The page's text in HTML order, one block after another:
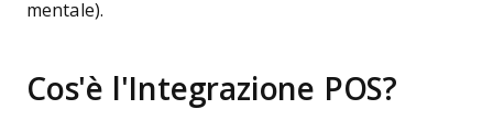
mentale).
Cos'è l'Integrazione POS?